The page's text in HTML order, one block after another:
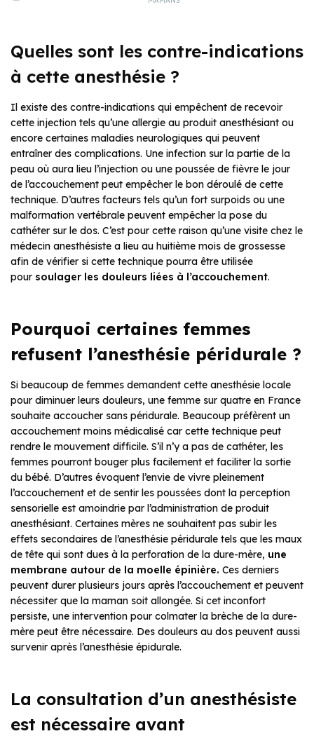
Quelles sont les contre-indications
à cette anesthésie ?
Il existe des contre-indications qui empêchent de recevoir
cette injection tels qu’une allergie au produit anesthésiant ou
encore certaines maladies neurologiques qui peuvent
entraîner des complications. Une infection sur la partie de la
peau où aura lieu l’injection ou une poussée de fièvre le jour
de l’accouchement peut empêcher le bon déroulé de cette
technique. D’autres facteurs tels qu’un fort surpoids ou une
malformation vertébrale peuvent empêcher la pose du
cathéter sur le dos. C’est pour cette raison qu’une visite chez le
médecin anesthésiste a lieu au huitième mois de grossesse
afin de vérifier si cette technique pourra être utilisée
pour soulager les douleurs liées à l’accouchement.
Pourquoi certaines femmes
refusent l’anesthésie péridurale ?
Si beaucoup de femmes demandent cette anesthésie locale
pour diminuer leurs douleurs, une femme sur quatre en France
souhaite accoucher sans péridurale. Beaucoup préfèrent un
accouchement moins médicalisé car cette technique peut
rendre le mouvement difficile. S’il n’y a pas de cathéter, les
femmes pourront bouger plus facilement et faciliter la sortie
du bébé. D’autres évoquent l’envie de vivre pleinement
l’accouchement et de sentir les poussées dont la perception
sensorielle est amoindrie par l’administration de produit
anesthésiant. Certaines mères ne souhaitent pas subir les
effets secondaires de l’anesthésie péridurale tels que les maux
de tête qui sont dues à la perforation de la dure-mère, une
membrane autour de la moelle épinière. Ces derniers
peuvent durer plusieurs jours après l’accouchement et peuvent
nécessiter que la maman soit allongée. Si cet inconfort
persiste, une intervention pour colmater la brèche de la dure-
mère peut être nécessaire. Des douleurs au dos peuvent aussi
survenir après l’anesthésie épidurale.
La consultation d’un anesthésiste
est nécessaire avant